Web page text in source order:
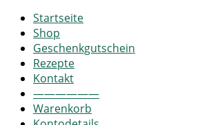
Startseite
Shop
Geschenkgutschein
Rezepte
Kontakt
——————
Warenkorb